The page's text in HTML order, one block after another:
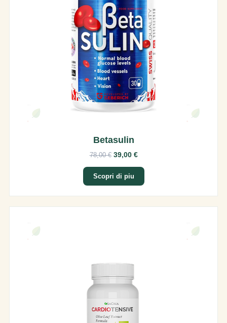
Betasulin
78,00 €39,00 €
Scopri di piu